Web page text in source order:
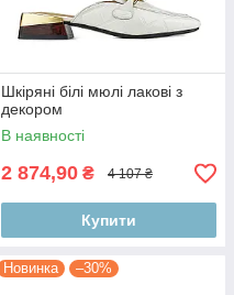
Шкіряні білі мюлі лакові з
декором
В наявності
2 874,90 ₴ 4 107 ₴
Купити
Новинка –30%